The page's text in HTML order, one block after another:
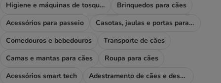
Higiene e máquinas de tosquiar
Brinquedos para cães
Acessórios para passeio
Casotas, jaulas e portas para cães
Comedouros e bebedouros
Transporte de cães
Camas e mantas para cães
Roupa para cães
Acessórios smart tech
Adestramento de cães e desporto